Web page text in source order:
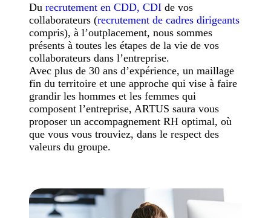
Du recrutement en CDD, CDI de vos
collaborateurs (recrutement de cadres dirigeants
compris), à l’outplacement, nous sommes
présents à toutes les étapes de la vie de vos
collaborateurs dans l’entreprise.
Avec plus de 30 ans d’expérience, un maillage
fin du territoire et une approche qui vise à faire
grandir les hommes et les femmes qui
composent l’entreprise, ARTUS saura vous
proposer un accompagnement RH optimal, où
que vous vous trouviez, dans le respect des
valeurs du groupe.